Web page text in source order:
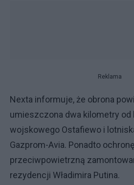
Reklama
Nexta informuje, że obrona
umieszczona dwa kilometry od
wojskowego Ostafiewo i
Gazprom-Avia. Ponadto ochronę
przeciwpowietrzną
rezydencji Władimira Putina.